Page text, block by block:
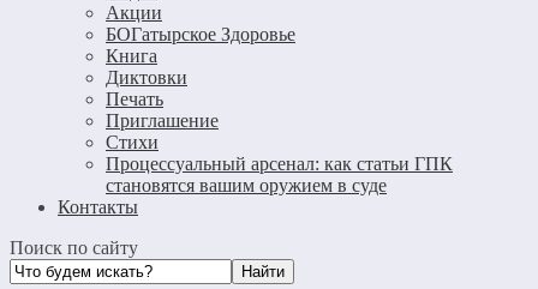
Акции
БОГатырское Здоровье
Книга
Диктовки
Печать
Приглашение
Стихи
Процессуальный арсенал: как статьи ГПК
становятся вашим оружием в суде
Контакты
Поиск по сайту